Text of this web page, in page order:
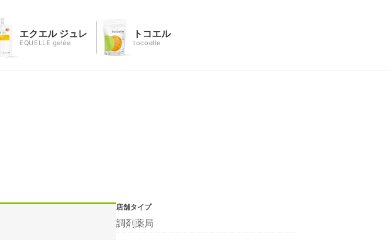
エクエル ジュレ
EQUELLE gelée
トコエル
tocoelle
店舗タイプ
調剤薬局